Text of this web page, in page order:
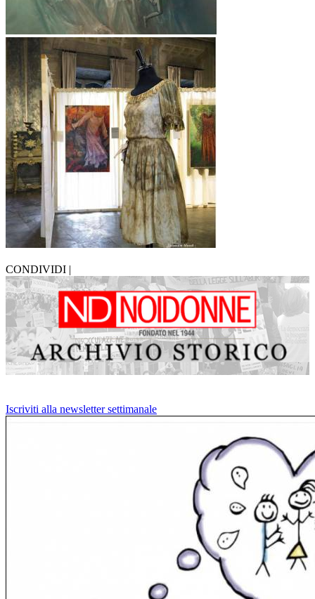
CONDIVIDI |
Iscriviti alla newsletter settimanale